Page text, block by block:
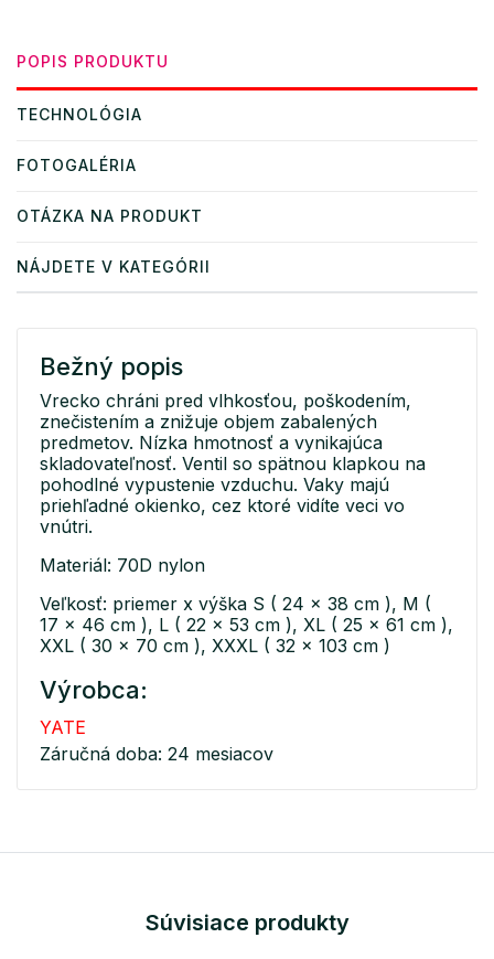
POPIS PRODUKTU
TECHNOLÓGIA
FOTOGALÉRIA
OTÁZKA NA PRODUKT
NÁJDETE V KATEGÓRII
Bežný popis
Vrecko chráni pred vlhkosťou, poškodením,
znečistením a znižuje objem zabalených
predmetov. Nízka hmotnosť a vynikajúca
skladovateľnosť. Ventil so spätnou klapkou na
pohodlné vypustenie vzduchu. Vaky majú
priehľadné okienko, cez ktoré vidíte veci vo
vnútri.
Materiál: 70D nylon
Veľkosť: priemer x výška S ( 24 x 38 cm ), M (
17 x 46 cm ), L ( 22 x 53 cm ), XL ( 25 x 61 cm ),
XXL ( 30 x 70 cm ), XXXL ( 32 x 103 cm )
Výrobca:
YATE
Záručná doba: 24 mesiacov
Súvisiace produkty